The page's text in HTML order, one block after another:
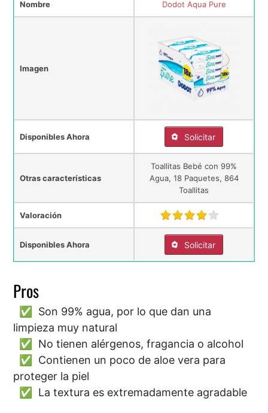
Nombre Dodot Aqua Pure
Imagen
Disponibles Ahora Solicitar
Otras características
Toallitas Bebé con 99%
Agua, 18 Paquetes, 864
Toallitas
Valoración
Disponibles Ahora Solicitar
Pros
Son 99% agua, por lo que dan una
limpieza muy natural
No tienen alérgenos, fragancia o alcohol
Contienen un poco de aloe vera para
proteger la piel
La textura es extremadamente agradable